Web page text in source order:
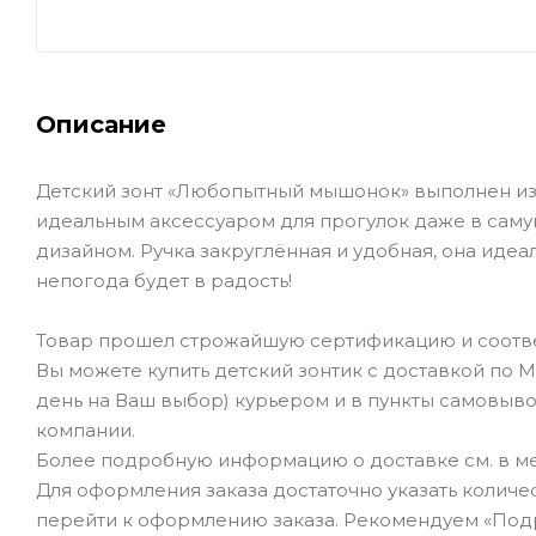
Описание
Детский зонт «Любопытный мышонок» выполнен
идеальным аксессуаром для прогулок даже в
дизайном. Ручка закруглённая и удобная, она
непогода будет в радость!
Товар прошел строжайшую сертификацию и
Вы можете купить детский зонтик с доставкой
день на Ваш выбор) курьером и в пункты
компании.
Более подробную информацию о доставке см. в
Для оформления заказа достаточно указать
перейти к оформлению заказа. Рекомендуем